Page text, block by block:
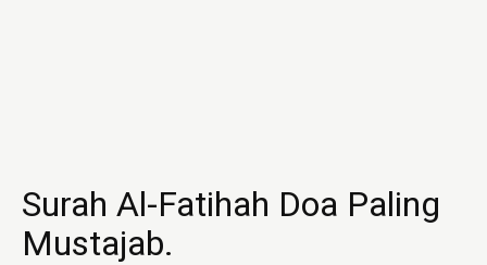
Surah Al-Fatihah Doa Paling
Mustajab.